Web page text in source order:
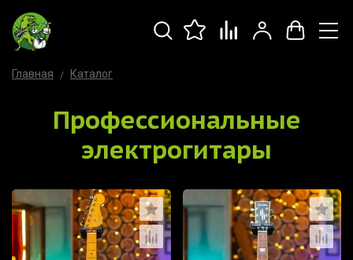
Главная Каталог
Профессиональные
электрогитары